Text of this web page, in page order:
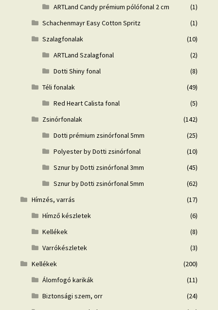
ARTLand Candy prémium pólófonal 2 cm
(1)
Schachenmayr Easy Cotton Spritz
(1)
Szalagfonalak
(10)
ARTLand Szalagfonal
(2)
Dotti Shiny fonal
(8)
Téli fonalak
(49)
Red Heart Calista fonal
(5)
Zsinórfonalak
(142)
Dotti prémium zsinórfonal 5mm
(25)
Polyester by Dotti zsinórfonal
(10)
Sznur by Dotti zsinórfonal 3mm
(45)
Sznur by Dotti zsinórfonal 5mm
(62)
Hímzés, varrás
(17)
Hímző készletek
(6)
Kellékek
(8)
Varrókészletek
(3)
Kellékek
(200)
Álomfogó karikák
(11)
Biztonsági szem, orr
(24)